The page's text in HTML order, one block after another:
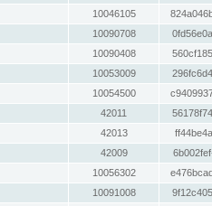
10046105
10090708
10090408
10053009
10054500
42011
42013
42009
10056302
10091008